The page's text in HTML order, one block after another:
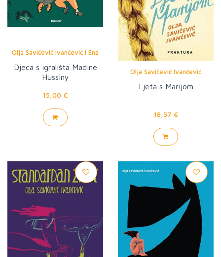
Olja Savičević Ivančević i Ena
Jurov
Djeca s igrališta Madine
Hussiny
15,00 €
Olja Savičević Ivančević
Ljeta s Marijom
18,57 €